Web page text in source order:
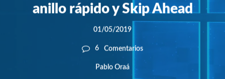
anillo rápido y Skip Ahead
01/05/2019
6 Comentarios
Pablo Oraá